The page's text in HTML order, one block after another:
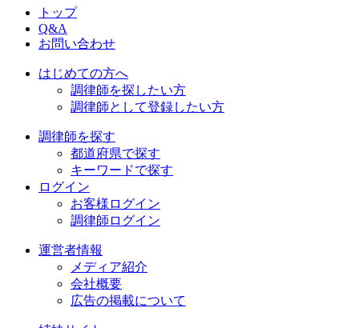
トップ
Q&A
お問い合わせ
はじめての方へ
調律師を探したい方
調律師として登録したい方
調律師を探す
都道府県で探す
キーワードで探す
ログイン
お客様ログイン
調律師ログイン
運営者情報
メディア紹介
会社概要
広告の掲載について